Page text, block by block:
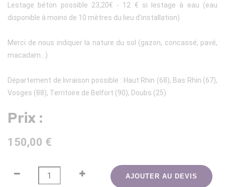
Lestage béton possible 23,20€ - 12 € si lestage à eau (eau
disponible à moins de 10 mètres du lieu d'installation)
Merci de nous indiquer la nature du sol (gazon, concassé, pavé,
macadam...)
Département de livraison possible : Haut Rhin (68), Bas Rhin (67),
Vosges (88), Territoire de Belfort (90), Doubs (25)
Prix :
150,00 €
AJOUTER AU DEVIS